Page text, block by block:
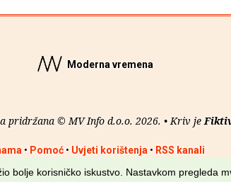
Moderna vremena
pridržana © MV Info d.o.o. 2026. • Kriv je
• Pomoć• Uvjeti korištenja • RSS kanali
bolje korisničko iskustvo. Nastavkom pregleda